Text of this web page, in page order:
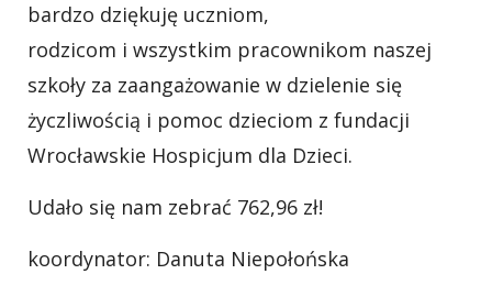
bardzo dziękuję uczniom,
rodzicom i wszystkim pracownikom naszej
szkoły za zaangażowanie w dzielenie się
życzliwością i pomoc dzieciom z fundacji
Wrocławskie Hospicjum dla Dzieci.
Udało się nam zebrać 762,96 zł!
koordynator: Danuta Niepołońska